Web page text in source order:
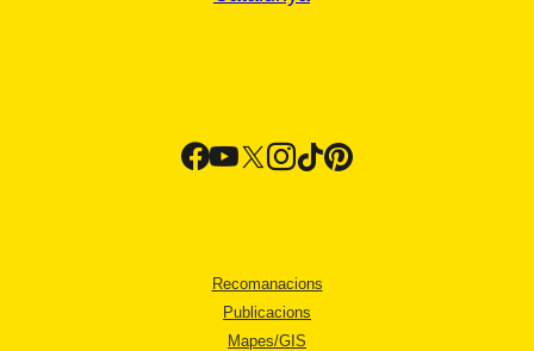
Recomanacions
Publicacions
Mapes/GIS